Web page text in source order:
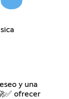
y una
ofrecer